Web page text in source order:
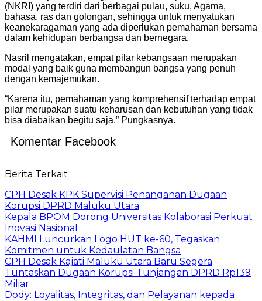
(NKRI) yang terdiri dari berbagai pulau, suku, Agama,
bahasa, ras dan golongan, sehingga untuk menyatukan
keanekaragaman yang ada diperlukan pemahaman bersama
dalam kehidupan berbangsa dan bernegara.
Nasril mengatakan, empat pilar kebangsaan merupakan
modal yang baik guna membangun bangsa yang penuh
dengan kemajemukan.
“Karena itu, pemahaman yang komprehensif terhadap empat
pilar merupakan suatu keharusan dan kebutuhan yang tidak
bisa diabaikan begitu saja,” Pungkasnya.
Komentar Facebook
Berita Terkait
CPH Desak KPK Supervisi Penanganan Dugaan
Korupsi DPRD Maluku Utara
Kepala BPOM Dorong Universitas Kolaborasi Perkuat
Inovasi Nasional
KAHMI Luncurkan Logo HUT ke-60, Tegaskan
Komitmen untuk Kedaulatan Bangsa
CPH Desak Kajati Maluku Utara Baru Segera
Tuntaskan Dugaan Korupsi Tunjangan DPRD Rp139
Miliar
Dody: Loyalitas, Integritas, dan Pelayanan kepada